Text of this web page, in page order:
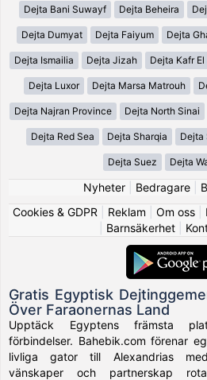
Dejta Bani Suwayf Dejta Beheira
Dejta Dumyat Dejta Faiyum Dejta
Dejta Ismailia Dejta Jizah Dejta Kafr
Dejta Luxor Dejta Marsa Matrouh
Dejta Najran Province Dejta North Sinai
Dejta Red Sea Dejta Sharqia Dejta
Dejta Suez Dejta
Nyheter| Bedragare|
Cookies & GDPR
Reklam Om oss|
Barnsäkerhet|
Gratis Egyptisk
Över Faraonernas Land
Upptäck Egyptens främsta
förbindelser. Bahebik.com förenar
livliga gator till Alexandrias
vänskaper och partnerskap